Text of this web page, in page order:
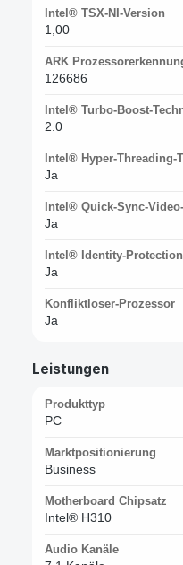
Intel® TSX-NI-Version
1,00
ARK
126686
Intel® Turbo-Boost-
2.0
Intel® Hyper-
Ja
Intel® Quick-Sync-
Ja
Intel® Identity-
Ja
Konfliktloser-Prozessor
Ja
Leistungen
Produkttyp
PC
Marktpositionierung
Business
Motherboard Chipsatz
Intel® H310
Audio Kanäle